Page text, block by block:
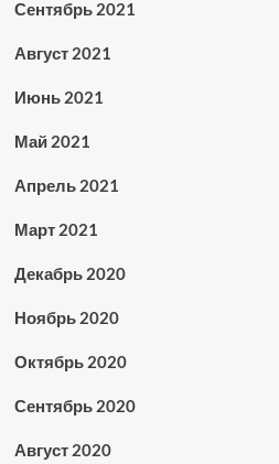
Сентябрь 2021
Август 2021
Июнь 2021
Май 2021
Апрель 2021
Март 2021
Декабрь 2020
Ноябрь 2020
Октябрь 2020
Сентябрь 2020
Август 2020